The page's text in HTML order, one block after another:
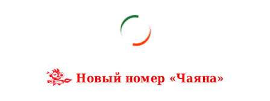
Новый номер «Чаяна»